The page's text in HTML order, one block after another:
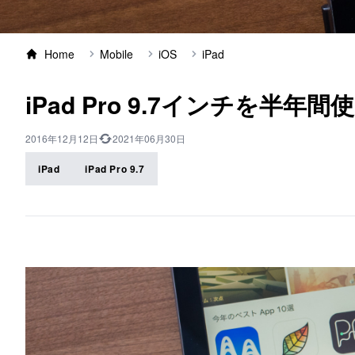
Home Mobile iOS iPad
iPad Pro 9.7インチを半年間
2016年12月12日 2021年06月30日
iPad iPad Pro 9.7